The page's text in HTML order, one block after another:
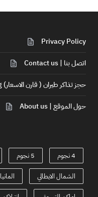
Privacy Policy
اتصل بنا | Contact us
حجز تذاكر طيران ( قارن الاسعار) Flight Booking
حول الموقع | About us
4 نجوم 5 نجوم
الشمال الايطالي المانيا